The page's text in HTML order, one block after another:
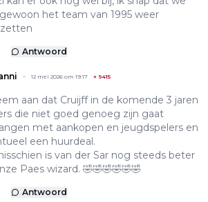
het team van 1995 weer
Antwoord
12 mei 2026 om 19:17 + 9415
aan dat Cruijff in de komende 3 jaren
die niet goed genoeg zijn gaat
met aankopen en jeugdspelers en
een huurdeal.
is van der Sar nog steeds beter
Paes wizard. 🤣🤣🤣🤣🤣🤣
Antwoord